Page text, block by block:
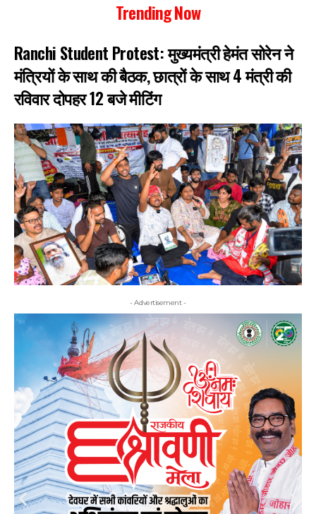
Trending Now
Ranchi Student Protest: मुख्यमंत्री हेमंत सोरेन ने
मंत्रियों के साथ की बैठक, छात्रों के साथ 4 मंत्री की
रविवार दोपहर 12 बजे मीटिंग
- Advertisement -